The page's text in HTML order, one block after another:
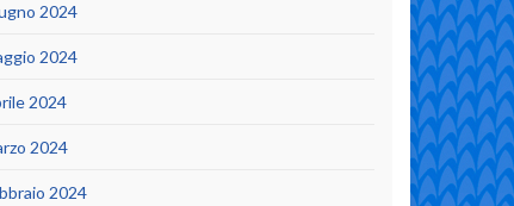
2024
2024
2024
2024
2024